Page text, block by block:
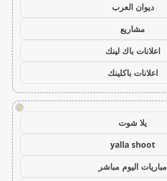
ديوان العرب
مشاريع
اعلانات باك لينك
اعلانات باكلينك
!
يلا شوت
yalla shoot
مباريات اليوم مباشر